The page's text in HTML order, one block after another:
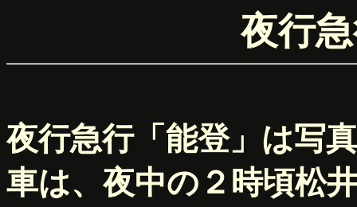
夜行
夜行急行「能登」は写
車は、夜中の２時頃松